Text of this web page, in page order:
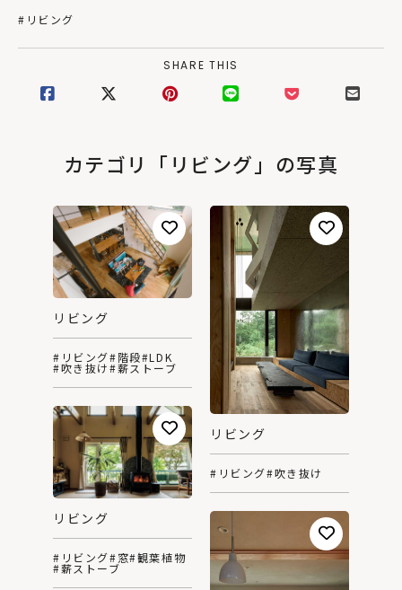
#リビング
SHARE THIS
カテゴリ「リビング」の写真
リビング
#リビング#階段#LDK
#吹き抜け#薪ストーブ
リビング
#リビング#吹き抜け
リビング
#リビング#窓#観葉植物
#薪ストーブ